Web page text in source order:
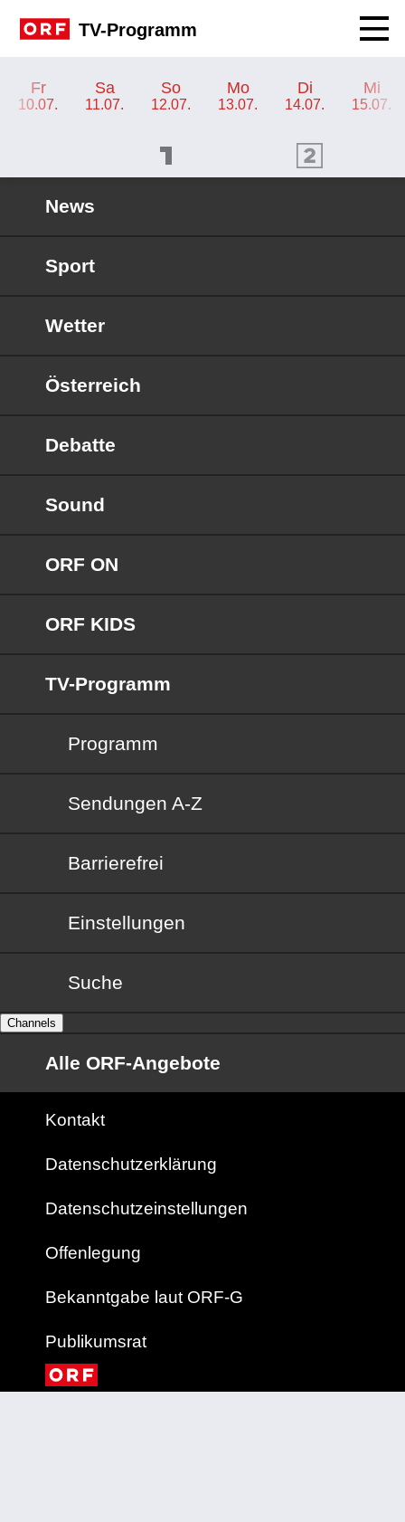
TV-Programm
Fr
10.07.
Sa
11.07.
So
12.07.
Mo
13.07.
Di
14.07.
Mi
15.07.
ORF 2 Programm
News
Sport
Wetter
Österreich
Debatte
Sound
ORF ON
ORF KIDS
TV-Programm
Programm
Sendungen von A bis Z
Sendungen A-Z
Barrierefrei
Barrierefrei
Einstellungen
Suche
Channels
Alle ORF-Angebote
Kontakt
Datenschutzerklärung
Datenschutzeinstellungen
Offenlegung
Bekanntgabe laut ORF-G
Publikumsrat